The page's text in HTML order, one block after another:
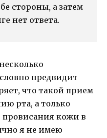
стороны, а затем
нет ответа.
предвидит
что такой прием
рта, а только
провисания кожи в
я не имею